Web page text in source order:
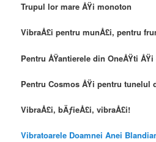
Trupul lor mare ÅŸi monoton
VibraÅ£i pentru munÅ£i, pentru
Pentru ÅŸantierele din OneÅŸti
Pentru Cosmos ÅŸi pentru tunelul
VibraÅ£i, bÄƒieÅ£i, vibraÅ£i!
Vibratoarele Doamnei Anei